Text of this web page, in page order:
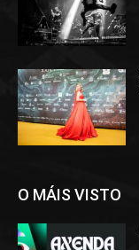
O MÁIS VISTO